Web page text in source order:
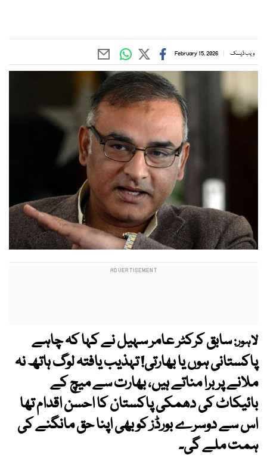
ویب ڈیسک February 15, 2026
لاہور:سابق کرکٹر عامر سہیل نے کہا کہ چاہے
پاکستانی ہوں یا بھارتی! تہذیب یافتہ لوگ ہاتھ نہ
ملانے پر برا مناتے ہیں، بھارت سے میچ کے
بائیکاٹ کی دھمکی پاکستان کا احسن اقدام تھا
اس سے دوسرے بورڈز کو بھی اپنا حق مانگنے کی
ہمت ملے گی۔